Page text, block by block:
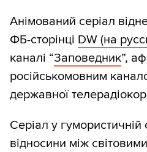
Анімований серіал
ФБ-сторінці DW (на
каналі “Заповедник”,
російськомовним
державної
Серіал у
відносини між